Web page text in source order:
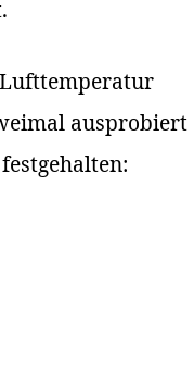
ausprobiert